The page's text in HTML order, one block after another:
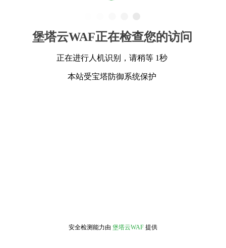
堡塔云WAF正在检查您的访问
正在进行人机识别，请稍等 1秒
本站受宝塔防御系统保护
安全检测能力由 堡塔云WAF 提供